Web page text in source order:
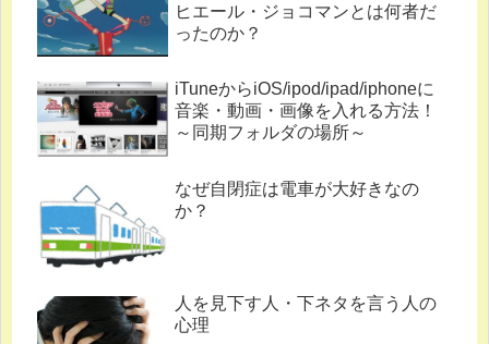
ヒエール・ジョコマンとは何者だ
ったのか？
iTuneからiOS/ipod/ipad/iphoneに
音楽・動画・画像を入れる方法！
～同期フォルダの場所～
なぜ自閉症は電車が大好きなの
か？
人を見下す人・下ネタを言う人の
心理